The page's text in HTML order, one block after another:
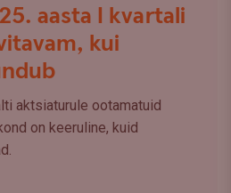
aasta I kvartali
kui
aktsiaturule ootamatuid
on keeruline, kuid